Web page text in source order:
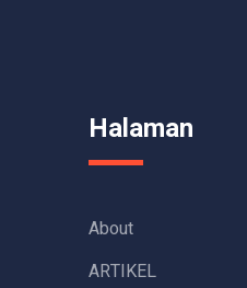
Halaman
About
ARTIKEL